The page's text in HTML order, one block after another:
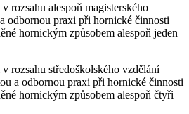
rozsahu alespoň magisterského
odbornou praxi při hornické činnosti
hornickým způsobem alespoň jeden
rozsahu středoškolského vzdělání
a odbornou praxi při hornické činnosti
hornickým způsobem alespoň čtyři